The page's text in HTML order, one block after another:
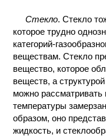
Стекло. Стекло
которое трудно
категорий-
веществам. Стекло
вещество, которое
веществ, а
можно
температуры
образом, оно
жидкость, и